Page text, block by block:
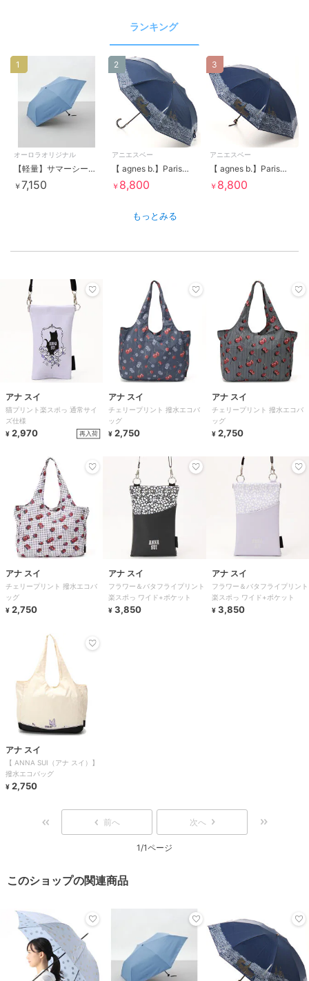
ランキング
オーロラオリジナル
【軽量】サマーシールド 晴雨兼用傘(折り畳み傘)「kiten.lab」
￥7,150
1
アニエスベー
【 agnes b.】Paris街並みプリント晴雨兼用傘(折りたたみ傘)
￥ 8,800
2
アニエスベー
【 agnes b.】Paris街並みプリント晴雨兼用傘(折りたたみ傘)
￥ 8,800
3
もっとみる
アナ スイ
猫プリント楽スポっ 通常サイ
ズ仕様
¥ 2,970 再入荷
アナ スイ
チェリープリント 撥水エコバ
ッグ
¥ 2,750
アナ スイ
チェリープリント 撥水エコバ
ッグ
¥ 2,750
アナ スイ
チェリープリント 撥水エコバ
ッグ
¥ 2,750
アナ スイ
フラワー＆バタフライプリント
楽スポっ ワイド+ポケット
¥ 3,850
アナ スイ
フラワー＆バタフライプリント
楽スポっ ワイド+ポケット
¥ 3,850
アナ スイ
【 ANNA SUI（アナ スイ）】
撥水エコバッグ
¥ 2,750
前へ 次へ
1/1ページ
このショップの関連商品